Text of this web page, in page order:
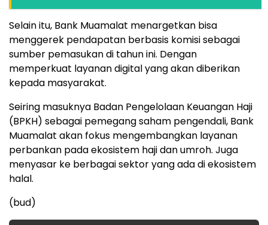
Selain itu, Bank Muamalat menargetkan bisa
menggerek pendapatan berbasis komisi sebagai
sumber pemasukan di tahun ini. Dengan
memperkuat layanan digital yang akan diberikan
kepada masyarakat.
Seiring masuknya Badan Pengelolaan Keuangan Haji
(BPKH) sebagai pemegang saham pengendali, Bank
Muamalat akan fokus mengembangkan layanan
perbankan pada ekosistem haji dan umroh. Juga
menyasar ke berbagai sektor yang ada di ekosistem
halal.
(bud)